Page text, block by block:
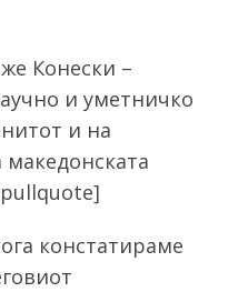
Конески –
и уметничко
и на
македонската
констатираме